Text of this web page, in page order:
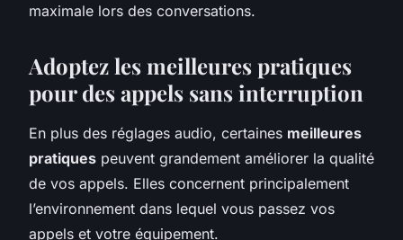
maximale lors des conversations.
Adoptez les meilleures pratiques
pour des appels sans interruption
En plus des réglages audio, certaines meilleures
pratiques peuvent grandement améliorer la qualité
de vos appels. Elles concernent principalement
l’environnement dans lequel vous passez vos
appels et votre équipement.